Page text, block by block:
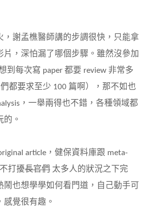
，謝孟樵醫師講的步調很快，只能拿
片，深怕漏了哪個步驟。雖然沒參加
到每次寫 paper 都要 review 非常多
都要求至少 100 篇啊），那不如也
，一舉兩得也不錯，各種領域都
的。
article，健保資料庫跟 meta-
打擾長官們 太多人的狀況之下完
也想學學如何看門道，自己動手可
覺很有趣。